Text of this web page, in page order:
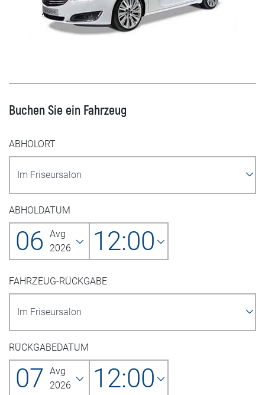
Buchen Sie ein Fahrzeug
ABHOLORT
ABHOLDATUM
06 Avg
2026
12:00
FAHRZEUG-RÜCKGABE
RÜCKGABEDATUM
07 Avg
2026
12:00